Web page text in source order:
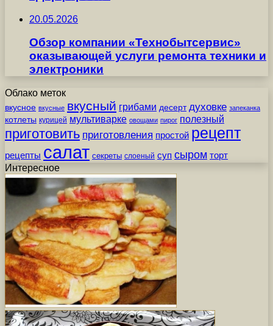
20.05.2026
Обзор компании «Технобытсервис»
оказывающей услуги ремонта техники и
электроники
Облако меток
вкусное вкусные вкусный грибами десерт духовке запеканка
котлеты курицей мультиварке овощами пирог полезный
приготовить приготовления простой рецепт
рецепты салат секреты слоеный суп сыром торт
Интересное